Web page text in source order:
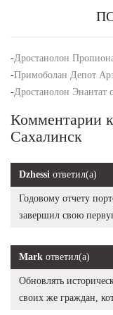
-Дростанолон
-Примоболан Депот
-Дростанолон Энантат
Комментарии
Сахалинск
Dzhessi ответил(а)
Годовому отчету
завершил свою
Mark ответил(а)
Обновлять
своих же граждан,